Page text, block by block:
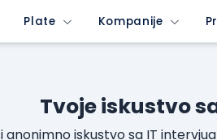
Plate Kompanije
Tvoje iskustvo
anonimno iskustvo sa IT